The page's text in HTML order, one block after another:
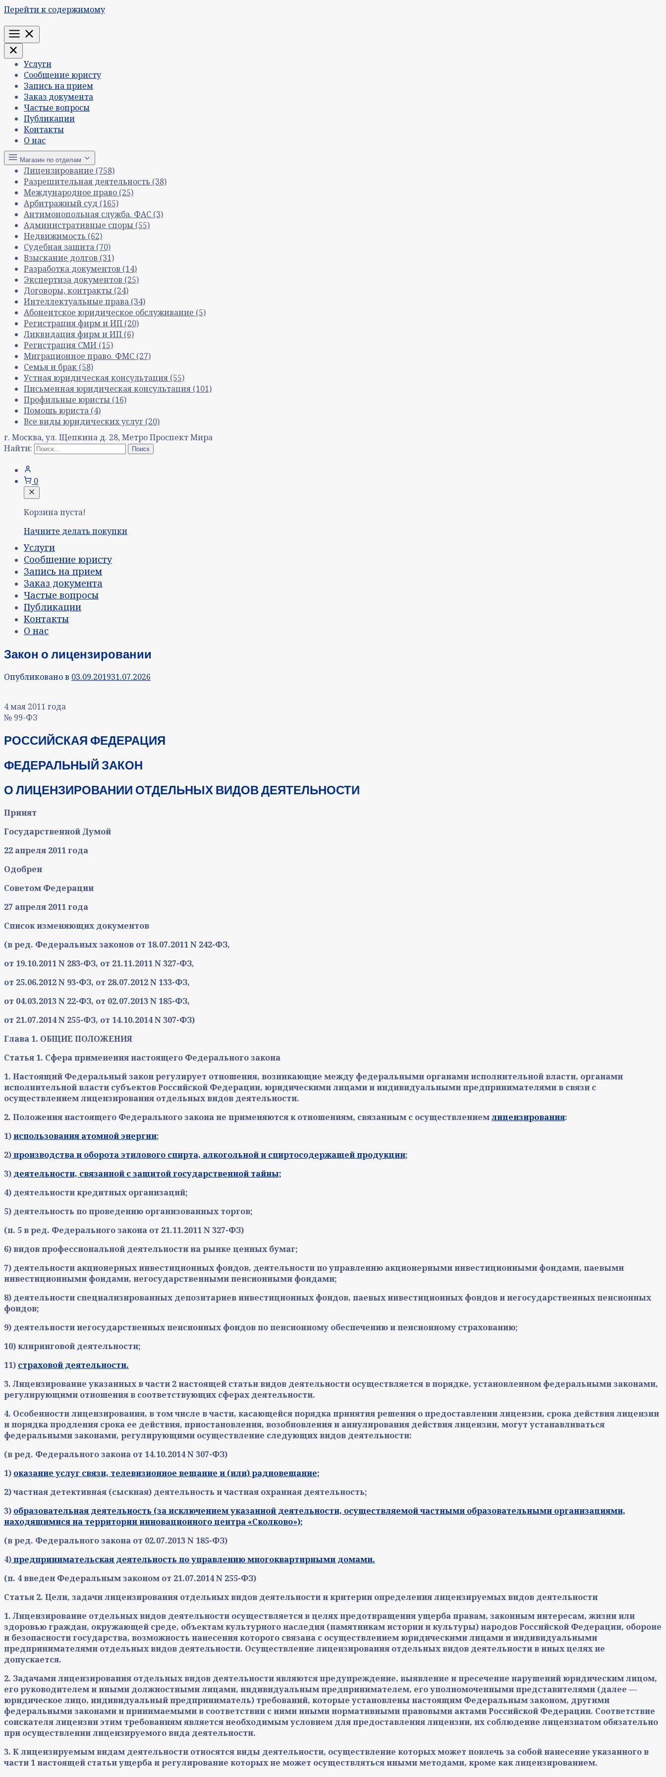
Перейти к содержимому
Меню
Услуги
Сообщение юристу
Запись на прием
Заказ документа
Частые вопросы
Публикации
Контакты
О нас
Магазин по отделам
Лицензирование (758)
Разрешительная деятельность (38)
Международное право (25)
Арбитражный суд (165)
Антимонопольная служба. ФАС (3)
Административные споры (55)
Недвижимость (62)
Судебная защита (70)
Взыскание долгов (31)
Разработка документов (14)
Экспертиза документов (25)
Договоры, контракты (24)
Интеллектуальные права (34)
Абонентское юридическое обслуживание (5)
Регистрация фирм и ИП (20)
Ликвидация фирм и ИП (6)
Регистрация СМИ (15)
Миграционное право. ФМС (27)
Семья и брак (58)
Устная юридическая консультация (55)
Письменная юридическая консультация (101)
Профильные юристы (16)
Помощь юриста (4)
Все виды юридических услуг (20)
г. Москва, ул. Щепкина д. 28, Метро Проспект Мира
Найти:
0
Корзина пуста!
Начните делать покупки
Услуги
Сообщение юристу
Запись на прием
Заказ документа
Частые вопросы
Публикации
Контакты
О нас
Закон о лицензировании
Опубликовано в 03.09.201931.07.2026
4 мая 2011 года
№ 99-ФЗ
РОССИЙСКАЯ ФЕДЕРАЦИЯ
ФЕДЕРАЛЬНЫЙ ЗАКОН
О ЛИЦЕНЗИРОВАНИИ ОТДЕЛЬНЫХ ВИДОВ ДЕЯТЕЛЬНОСТИ
Принят
Государственной Думой
22 апреля 2011 года
Одобрен
Советом Федерации
27 апреля 2011 года
Список изменяющих документов
(в ред. Федеральных законов от 18.07.2011 N 242-ФЗ,
от 19.10.2011 N 283-ФЗ, от 21.11.2011 N 327-ФЗ,
от 25.06.2012 N 93-ФЗ, от 28.07.2012 N 133-ФЗ,
от 04.03.2013 N 22-ФЗ, от 02.07.2013 N 185-ФЗ,
от 21.07.2014 N 255-ФЗ, от 14.10.2014 N 307-ФЗ)
Глава 1. ОБЩИЕ ПОЛОЖЕНИЯ
Статья 1. Сфера применения настоящего Федерального закона
1. Настоящий Федеральный закон регулирует отношения, возникающие между федеральными органами исполнительной власти, органами
исполнительной власти субъектов Российской Федерации, юридическими лицами и индивидуальными предпринимателями в связи с
осуществлением лицензирования отдельных видов деятельности.
2. Положения настоящего Федерального закона не применяются к отношениям, связанным с осуществлениемлицензирования:
1)использования атомной энергии;
2)производства и оборота этилового спирта, алкогольной и спиртосодержащей продукции;
3) деятельности, связанной с защитой государственной тайны;
4) деятельности кредитных организаций;
5) деятельность по проведению организованных торгов;
(п. 5 в ред. Федерального закона от 21.11.2011 N 327-ФЗ)
6) видов профессиональной деятельности на рынке ценных бумаг;
7) деятельности акционерных инвестиционных фондов, деятельности по управлению акционерными инвестиционными фондами, паевыми
инвестиционными фондами, негосударственными пенсионными фондами;
8) деятельности специализированных депозитариев инвестиционных фондов, паевых инвестиционных фондов и негосударственных пенсионных
фондов;
9) деятельности негосударственных пенсионных фондов по пенсионному обеспечению и пенсионному страхованию;
10) клиринговой деятельности;
11) страховой деятельности.
3. Лицензирование указанных в части 2 настоящей статьи видов деятельности осуществляется в порядке, установленном федеральными законами,
регулирующими отношения в соответствующих сферах деятельности.
4. Особенности лицензирования, в том числе в части, касающейся порядка принятия решения о предоставлении лицензии, срока действия лицензии
и порядка продления срока ее действия, приостановления, возобновления и аннулирования действия лицензии, могут устанавливаться
федеральными законами, регулирующими осуществление следующих видов деятельности:
(в ред. Федерального закона от 14.10.2014 N 307-ФЗ)
1) оказание услуг связи, телевизионное вещание и (или) радиовещание;
2) частная детективная (сыскная) деятельность и частная охранная деятельность;
3) образовательная деятельность (за исключением указанной деятельности, осуществляемой частными образовательными организациями,
находящимися на территории инновационного центра «Сколково»);
(в ред. Федерального закона от 02.07.2013 N 185-ФЗ)
4)предпринимательская деятельность по управлению многоквартирными домами.
(п. 4 введен Федеральным законом от 21.07.2014 N 255-ФЗ)
Статья 2. Цели, задачи лицензирования отдельных видов деятельности и критерии определения лицензируемых видов деятельности
1. Лицензирование отдельных видов деятельности осуществляется в целях предотвращения ущерба правам, законным интересам, жизни или
здоровью граждан, окружающей среде, объектам культурного наследия (памятникам истории и культуры) народов Российской Федерации, обороне
и безопасности государства, возможность нанесения которого связана с осуществлением юридическими лицами и индивидуальными
предпринимателями отдельных видов деятельности. Осуществление лицензирования отдельных видов деятельности в иных целях не
допускается.
2. Задачами лицензирования отдельных видов деятельности являются предупреждение, выявление и пресечение нарушений юридическим лицом,
его руководителем и иными должностными лицами, индивидуальным предпринимателем, его уполномоченными представителями (далее —
юридическое лицо, индивидуальный предприниматель) требований, которые установлены настоящим Федеральным законом, другими
федеральными законами и принимаемыми в соответствии с ними иными нормативными правовыми актами Российской Федерации. Соответствие
соискателя лицензии этим требованиям является необходимым условием для предоставления лицензии, их соблюдение лицензиатом обязательно
при осуществлении лицензируемого вида деятельности.
3. К лицензируемым видам деятельности относятся виды деятельности, осуществление которых может повлечь за собой нанесение указанного в
части 1 настоящей статьи ущерба и регулирование которых не может осуществляться иными методами, кроме как лицензированием.